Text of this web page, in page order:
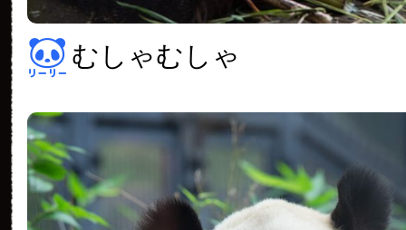
むしゃむしゃ